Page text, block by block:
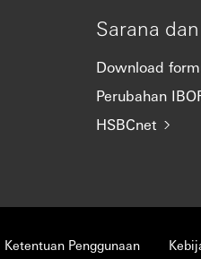
Sarana
Download
Perubahan
HSBCnet
Ketentuan Penggunaan